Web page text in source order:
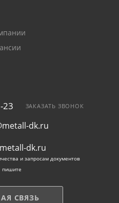
23 ЗАКАЗАТЬ ЗВОНОК
dk.ru
dk.ru
и запросам документов
пишите
СВЯЗЬ